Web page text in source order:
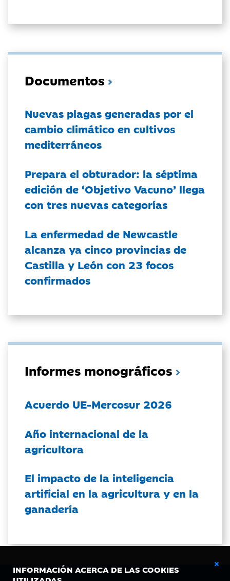
INFORMACIÓN ACERCA DE LAS COOKIES
Documentos
Nuevas plagas generadas por el
cambio climático en cultivos
mediterráneos
Prepara el obturador: la séptima
edición de ‘Objetivo Vacuno’ llega
con tres nuevas categorías
La enfermedad de Newcastle
alcanza ya cinco provincias de
Castilla y León con 23 focos
confirmados
Informes monográficos
Acuerdo UE-Mercosur 2026
Año internacional de la
agricultora
El impacto de la inteligencia
artificial en la agricultura y en la
ganadería